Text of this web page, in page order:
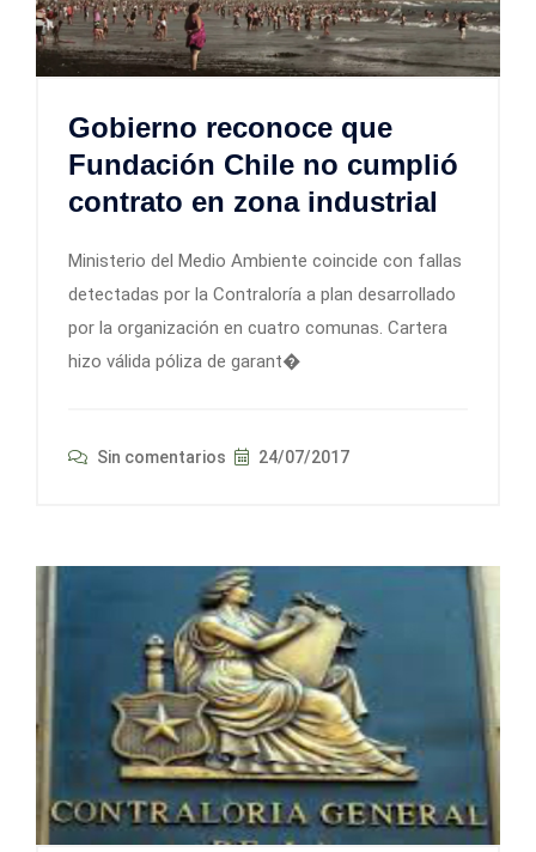
Gobierno reconoce que
Fundación Chile no cumplió
contrato en zona industrial
Ministerio del Medio Ambiente coincide con fallas
detectadas por la Contraloría a plan desarrollado
por la organización en cuatro comunas. Cartera
hizo válida póliza de garant�
Sin comentarios 24/07/2017